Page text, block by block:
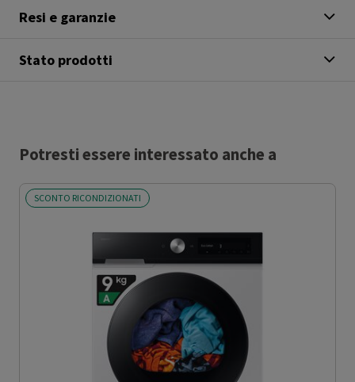
Resi e garanzie
Stato prodotti
Potresti essere interessato anche a
SCONTO RICONDIZIONATI